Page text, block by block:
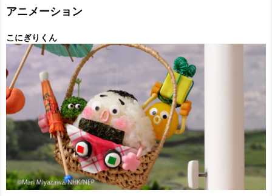
ー
アニメーション
こにぎりくん